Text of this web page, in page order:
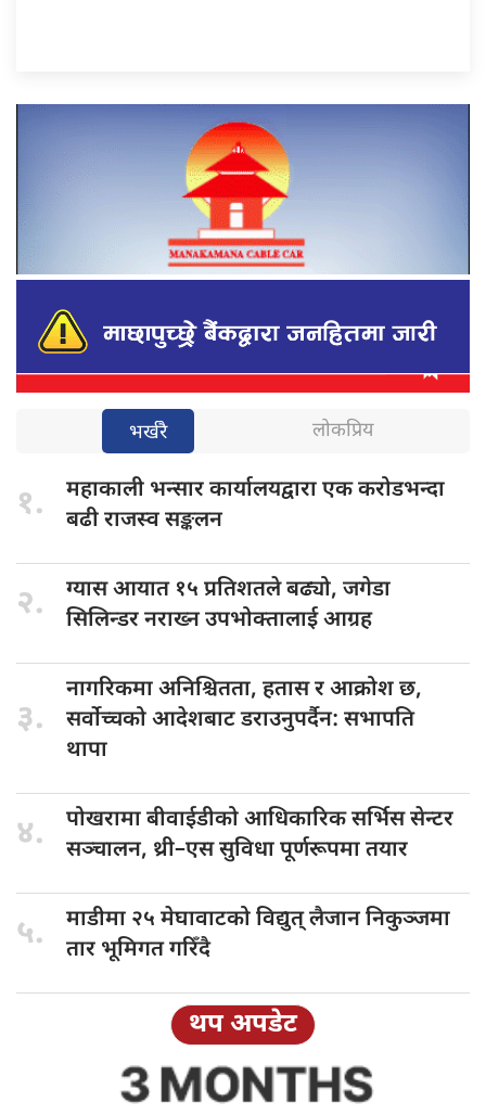
भर्खरै लोकप्रिय
१. महाकाली भन्सारकार्यालयद्वारा एक करोडभन्दा
बढी राजस्व सङ्कलन
२. ग्यास आयात १५ प्रतिशतले बढ्यो, जगेडा
सिलिन्डर नराख्न उपभोक्तालाई आग्रह
३.
नागरिकमा अनिश्चितता, हतास र आक्रोश छ,
सर्वोच्चको आदेशबाट डराउनुपर्दैन: सभापति
थापा
४. पोखरामा बीवाईडीकोआधिकारिक सर्भिस सेन्टर
सञ्चालन, थ्री–एस सुविधा पूर्णरूपमा तयार
५. माडीमा २५ मेघावाटको विद्युत् लैजान निकुञ्जमा
तार भूमिगत गरिँदै
थप अपडेट